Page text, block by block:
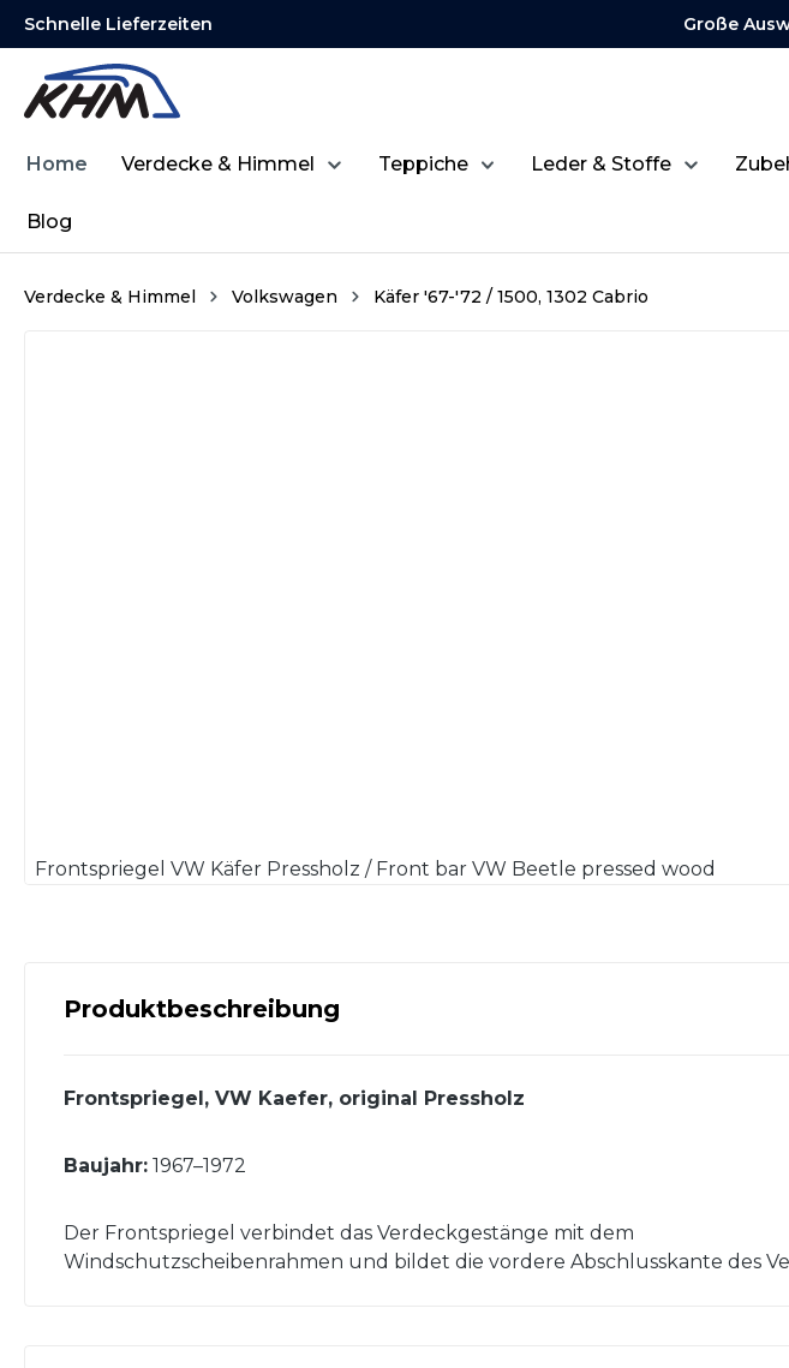
Zur Hauptnavigation springen
Schnelle Lieferzeiten Große
Home Verdecke & Himmel Teppiche Leder & Stoffe
Blog
Verdecke & Himmel Volkswagen Käfer '67-'72 / 1500, 1302 Cabrio
Frontspriegel VW Käfer Pressholz / Front bar VW Beetle pressed wood
Produktbeschreibung
Frontspriegel, VW Kaefer, original Pressholz
Baujahr: 1967–1972
Der Frontspriegel verbindet das Verdeckgestänge mit dem
Windschutzscheibenrahmen und bildet die vordere Abschlusskante des